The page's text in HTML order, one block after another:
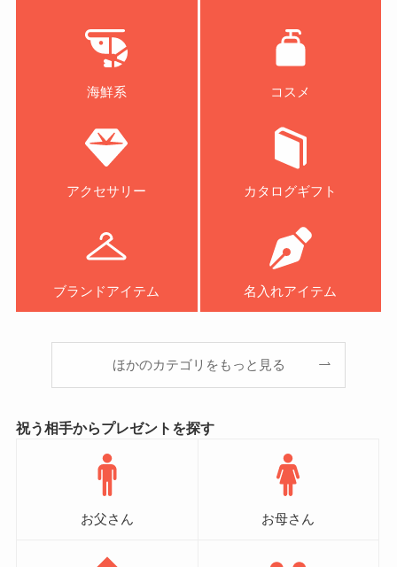
海鮮系 コスメ
アクセサリー カタログギフト
ブランドアイテム 名入れアイテム
ほかのカテゴリをもっと見る
祝う相手からプレゼントを探す
お父さん お母さん